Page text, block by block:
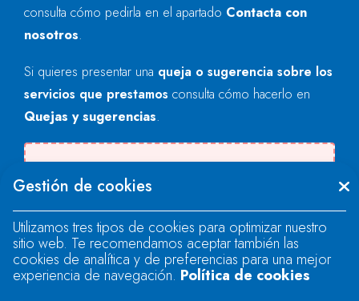
consulta cómo pedirla en el apartado Contacta con
nosotros.
Si quieres presentar una queja o sugerencia sobre los
servicios que prestamos consulta cómo hacerlo en
Quejas y sugerencias.
"text".
Se produjo un error al cargar el campo
"text".
Gestión de cookies
Utilizamos tres tipos de cookies para optimizar nuestro
sitio web. Te recomendamos aceptar también las
cookies de analítica y de preferencias para una mejor
experiencia de navegación. Política de cookies